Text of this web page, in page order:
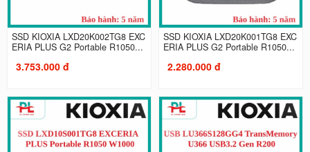
SSD KIOXIA LXD20K002TG8 EXC
ERIA PLUS G2 Portable R1050...
3.753.000 đ
SSD KIOXIA LXD20K001TG8 EXC
ERIA PLUS G2 Portable R1050...
2.280.000 đ